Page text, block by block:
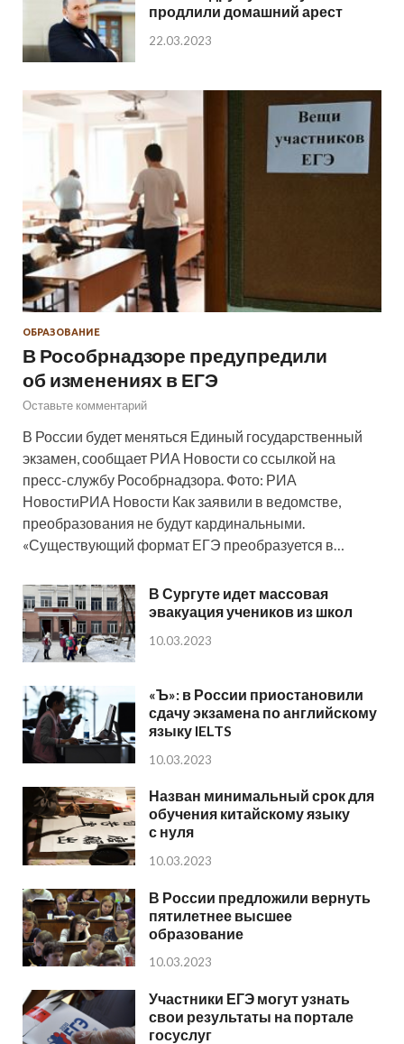
продлили домашний арест
22.03.2023
ОБРАЗОВАНИЕ
В Рособрнадзоре предупредили
об изменениях в ЕГЭ
Оставьте комментарий
В России будет меняться Единый государственный
экзамен, сообщает РИА Новости со ссылкой на
пресс-службу Рособрнадзора. Фото: РИА
НовостиРИА Новости Как заявили в ведомстве,
преобразования не будут кардинальными.
«Существующий формат ЕГЭ преобразуется в…
В Сургуте идет массовая
эвакуация учеников из школ
10.03.2023
«Ъ»: в России приостановили
сдачу экзамена по английскому
языку IELTS
10.03.2023
Назван минимальный срок для
обучения китайскому языку
с нуля
10.03.2023
В России предложили вернуть
пятилетнее высшее
образование
10.03.2023
Участники ЕГЭ могут узнать
свои результаты на портале
госуслуг